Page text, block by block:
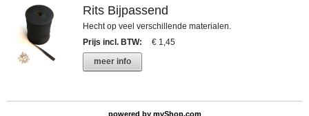
Rits Bijpassend
Hecht op veel verschillende materialen.
Prijs incl. BTW:
€ 1,45
meer info
powered by myShop.com